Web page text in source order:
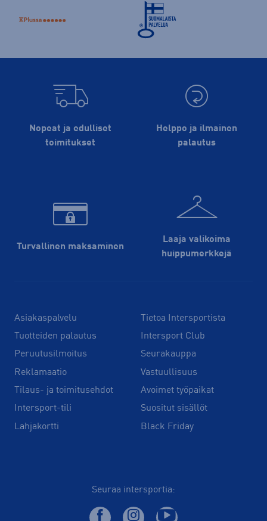
Nopeat ja edulliset
toimitukset
Helppo ja ilmainen
palautus
Turvallinen maksaminen
Laaja valikoima
huippu­merkkejä
Asiakaspalvelu
Tuotteiden palautus
Peruutusilmoitus
Reklamaatio
Tilaus- ja toimitusehdot
Intersport-tili
Lahjakortti
Tietoa Intersportista
Intersport Club
Seurakauppa
Vastuullisuus
Avoimet työpaikat
Suositut sisällöt
Black Friday
Seuraa intersportia: